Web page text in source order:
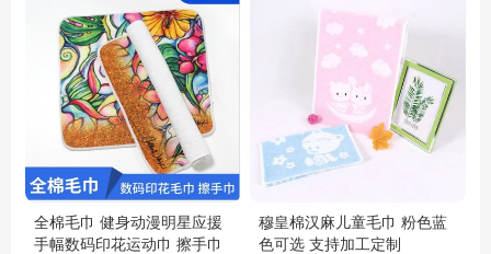
全棉毛巾 健身动漫明星应援
手幅数码印花运动巾 擦手巾
穆皇棉汉麻儿童毛巾 粉色蓝
色可选 支持加工定制